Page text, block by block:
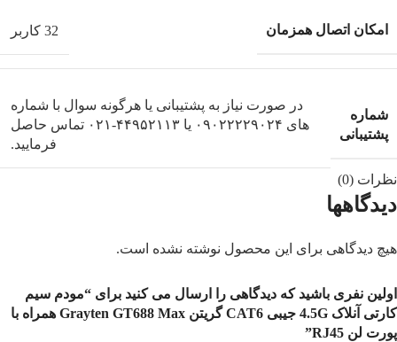
امکان اتصال همزمان 32 کاربر
شماره
پشتیبانی
در صورت نیاز به پشتیبانی یا هرگونه سوال با شماره
های ۰۹۰۲۲۲۲۹۰۲۴ یا ۴۴۹۵۲۱۱۳-۰۲۱ تماس حاصل
فرمایید.
نظرات (0)
دیدگاهها
هیچ دیدگاهی برای این محصول نوشته نشده است.
اولین نفری باشید که دیدگاهی را ارسال می کنید برای “مودم سیم
کارتی آنلاک 4.5G جیبی CAT6 گریتن Grayten GT688 Max همراه با
پورت لن RJ45”